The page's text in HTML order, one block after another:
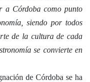
a Córdoba como punto
siendo por todos
de la cultura de cada
se convierte en
de Córdoba se ha